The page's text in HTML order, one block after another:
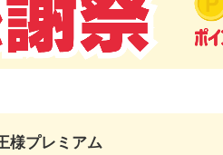
様プレミアム